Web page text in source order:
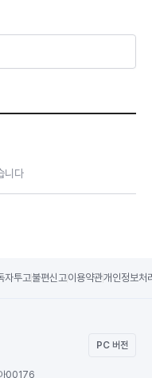
니다
자투고불편신고이용약관개인정보처
PC 버전
00176